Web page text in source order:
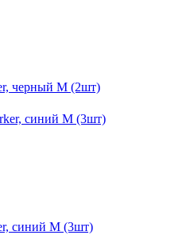
черный M (2шт)
синий M (3шт)